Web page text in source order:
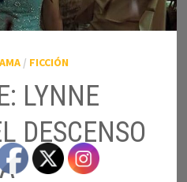
/ FICCIÓN
LYNNE
DESCENSO